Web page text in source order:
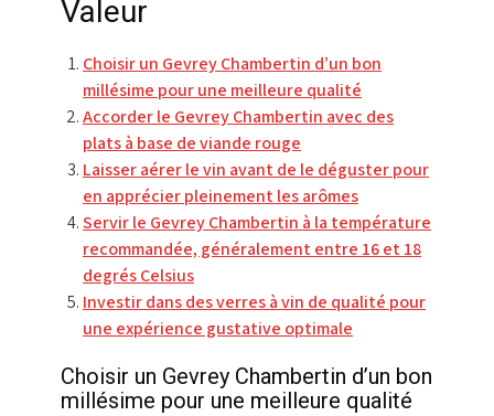
Valeur
Choisir un Gevrey Chambertin d’un bon
millésime pour une meilleure qualité
Accorder le Gevrey Chambertin avec des
plats à base de viande rouge
Laisser aérer le vin avant de le déguster pour
en apprécier pleinement les arômes
Servir le Gevrey Chambertin à la température
recommandée, généralement entre 16 et 18
degrés Celsius
Investir dans des verres à vin de qualité pour
une expérience gustative optimale
Choisir un Gevrey Chambertin d’un bon
millésime pour une meilleure qualité